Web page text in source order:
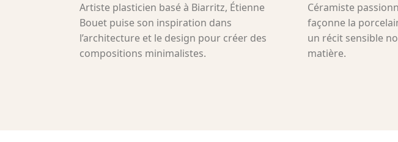
Artiste plasticien basé à Biarritz, Étienne
Bouet puise son inspiration dans
l’architecture et le design pour créer des
compositions minimalistes.
Céramiste
façonne la
un récit sensible
matière.